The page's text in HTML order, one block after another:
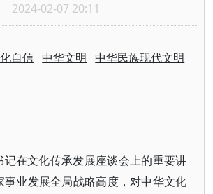
2024-02-07 20:11
自信 中华文明 中华民族现代文明
记在文化传承发展座谈会上的重要讲
事业发展全局战略高度，对中华文化